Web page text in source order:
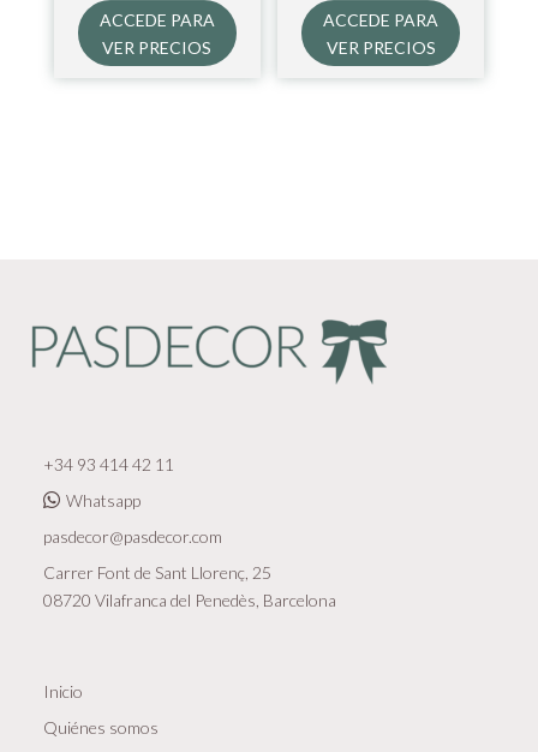
ACCEDE PARA
VER PRECIOS
ACCEDE PARA
VER PRECIOS
+34 93 414 42 11
Whatsapp
pasdecor@pasdecor.com
Carrer Font de Sant Llorenç, 25
08720 Vilafranca del Penedès, Barcelona
Inicio
Quiénes somos